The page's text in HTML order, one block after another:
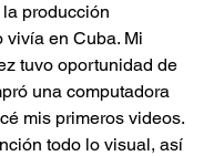
producción
vivía en Cuba. Mi
tuvo oportunidad de
una computadora
mis primeros videos.
todo lo visual, así